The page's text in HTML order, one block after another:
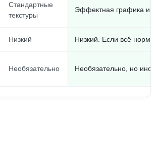
Стандартные
текстуры
Эффектная графика и
Низкий Низкий. Если всё
Необязательно Необязательно, но